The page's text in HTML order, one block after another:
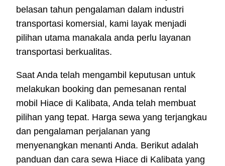
belasan tahun pengalaman dalam industri
transportasi komersial, kami layak menjadi
pilihan utama manakala anda perlu layanan
transportasi berkualitas.
Saat Anda telah mengambil keputusan untuk
melakukan booking dan pemesanan rental
mobil Hiace di Kalibata, Anda telah membuat
pilihan yang tepat. Harga sewa yang terjangkau
dan pengalaman perjalanan yang
menyenangkan menanti Anda. Berikut adalah
panduan dan cara sewa Hiace di Kalibata yang